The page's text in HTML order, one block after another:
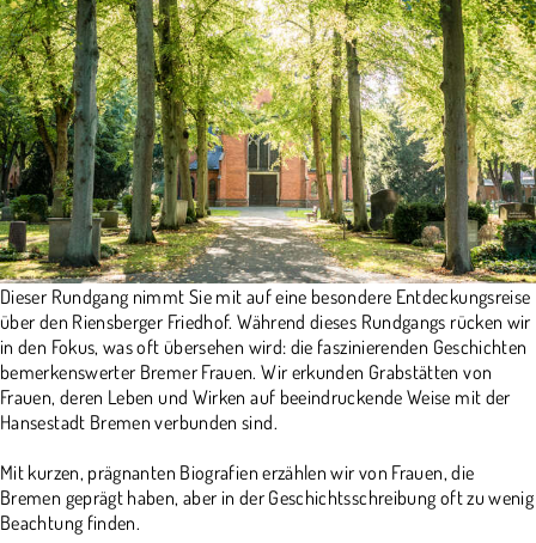
Dieser Rundgang nimmt Sie mit auf eine besondere Entdeckungsreise
über den Riensberger Friedhof. Während dieses Rundgangs rücken wir
in den Fokus, was oft übersehen wird: die faszinierenden Geschichten
bemerkenswerter Bremer Frauen. Wir erkunden Grabstätten von
Frauen, deren Leben und Wirken auf beeindruckende Weise mit der
Hansestadt Bremen verbunden sind.
Mit kurzen, prägnanten Biografien erzählen wir von Frauen, die
Bremen geprägt haben, aber in der Geschichtsschreibung oft zu wenig
Beachtung finden.